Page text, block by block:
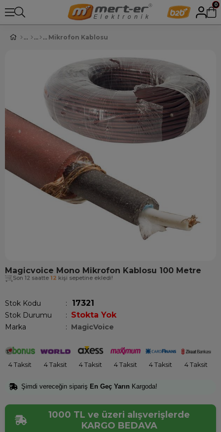
0
Mikrofon Kablosu
Magicvoice Mono Mikrofon Kablosu 100 Metre
Son 12 saatte 12 kişi sepetine ekledi!
Stok Kodu 17321
Stok Durumu : Stokta Yok
Marka : MagicVoice
4 Taksit 4 Taksit 4 Taksit 4 Taksit 4 Taksit 4 Taksit
Şimdi vereceğin sipariş En Geç Yarın Kargoda!
1000 TL ve üzeri alışverişlerde
KARGO BEDAVA